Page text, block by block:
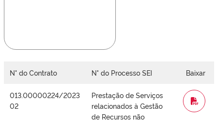
N° do Contrato N° do Processo SEI Baixar
013.00000224/2023
02
Prestação de Serviços
relacionados à Gestão
de Recursos não
WORD